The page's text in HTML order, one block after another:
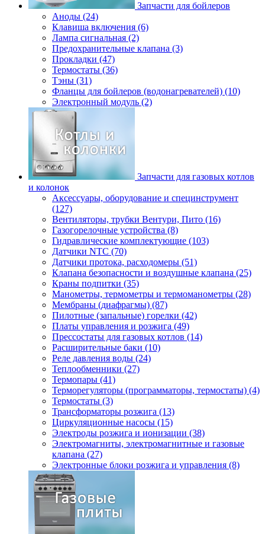
Запчасти для бойлеров
Аноды (24)
Клавиша включения (6)
Лампа сигнальная (2)
Предохранительные клапана (3)
Прокладки (47)
Термостаты (36)
Тэны (31)
Фланцы для бойлеров (водонагревателей) (10)
Электронный модуль (2)
Запчасти для газовых котлов
и колонок
Аксессуары, оборудование и специнструмент
(127)
Вентиляторы, трубки Вентури, Пито (16)
Газогорелочные устройства (8)
Гидравлические комплектующие (103)
Датчики NTC (70)
Датчики протока, расходомеры (51)
Клапана безопасности и воздушные клапана (25)
Краны подпитки (35)
Манометры, термометры и термоманометры (28)
Мембраны (диафрагмы) (87)
Пилотные (запальные) горелки (42)
Платы управления и розжига (49)
Прессостаты для газовых котлов (14)
Расширительные баки (10)
Реле давления воды (24)
Теплообменники (27)
Термопары (41)
Терморегуляторы (программаторы, термостаты) (4)
Термостаты (3)
Трансформаторы розжига (13)
Циркуляционные насосы (15)
Электроды розжига и ионизации (38)
Электромагниты, электромагнитные и газовые
клапана (27)
Электронные блоки розжига и управления (8)